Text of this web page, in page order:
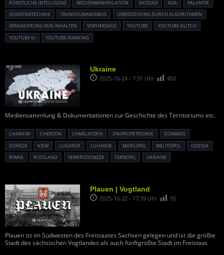
KÜNSTLICHE INTELLIGENZ
MEDIENMANIPULATION MOSSAD NSA
PALANTIR
QUANTENTECHNIK
TRANSHUMANISMUS
UMERZIEHUNG DURCH ALGORITHMEN
VERÄNDERUNG VON INHALTEN
VORHERSAGE YOUTUBE
YOUTUBE GLITCH
YOUTUBE KI
YOUTUBE-RANKING
Ukraine
2025-10-24 - 7:31 Uhr 450
Mediensammlung & Dokumentationen zur Geschichte des Territoriums etc.
CHARKIW CHERSON CHMELNYZKYJ DNIPROPETROWSK
DONBASS
DONEZK
KIEW LUGANSK LUHANSK MARIUPOL MELITOPOL
ODESSA
RIWNE
RUSSLAND SEWERODONEZK TERNOPIL UKRAINE
Plauen | Vogtland
2025-10-22 - 17:35 Uhr 55
Plauen ist im Südwesten des Freistaates Sachsen gelegen und ist die größte
Stadt des sächsischen Vogtlandes als auch fünftgrößte Stadt im Freistaat.